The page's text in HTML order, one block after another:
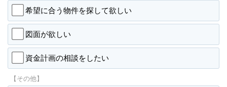
希望に合う物件を探して欲しい
図面が欲しい
資金計画の相談をしたい
【その他】